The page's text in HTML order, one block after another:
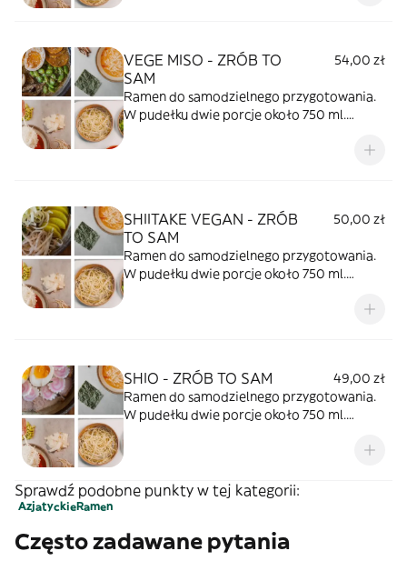
VEGE MISO - ZRÓB TO
SAM
54,00 zł
Ramen do samodzielnego przygotowania.
W pudełku dwie porcje około 750 ml.
SHIITAKE VEGAN - ZRÓB
TO SAM
50,00 zł
Ramen do samodzielnego przygotowania.
W pudełku dwie porcje około 750 ml.
SHIO - ZRÓB TO SAM
49,00 zł
Ramen do samodzielnego przygotowania.
W pudełku dwie porcje około 750 ml.
Sprawdź podobne punkty w tej kategorii:
AzjatyckieRamen
Często zadawane pytania